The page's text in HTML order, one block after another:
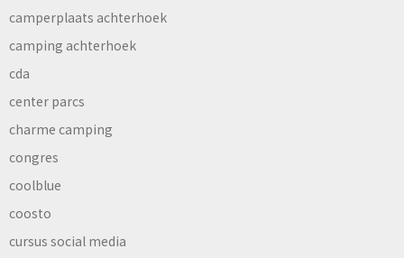
camperplaats achterhoek
camping achterhoek
cda
center parcs
charme camping
congres
coolblue
coosto
cursus social media